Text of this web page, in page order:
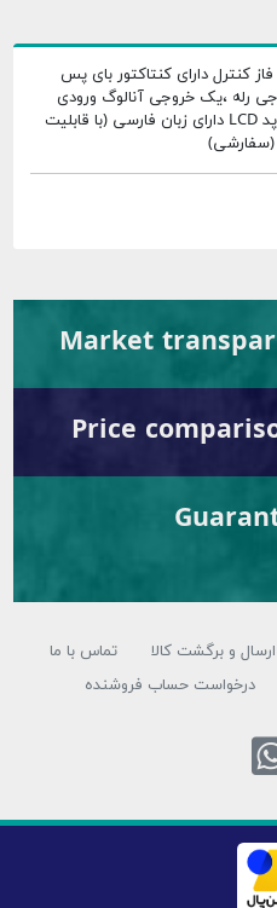
کنترل دارای کنتاکتور بای پس
رله ،یک خروجی آنالوگ ورودی
RTD/PT100 دارای پورت مدباس ،کی پد LCD دارای زبان فارسی (با قابلیت
ارسال و برگشت کالا
تماس با ما
درخواست حساب فروشنده
با واتس